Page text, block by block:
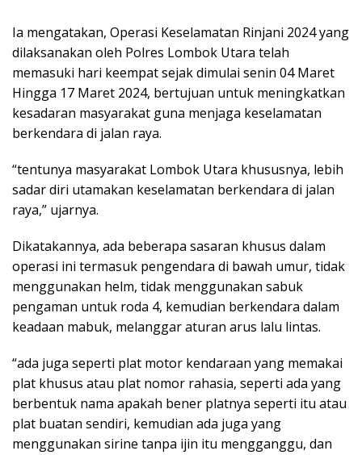
Ia mengatakan, Operasi Keselamatan Rinjani 2024 yang
dilaksanakan oleh Polres Lombok Utara telah
memasuki hari keempat sejak dimulai senin 04 Maret
Hingga 17 Maret 2024, bertujuan untuk meningkatkan
kesadaran masyarakat guna menjaga keselamatan
berkendara di jalan raya.
“tentunya masyarakat Lombok Utara khususnya, lebih
sadar diri utamakan keselamatan berkendara di jalan
raya,” ujarnya.
Dikatakannya, ada beberapa sasaran khusus dalam
operasi ini termasuk pengendara di bawah umur, tidak
menggunakan helm, tidak menggunakan sabuk
pengaman untuk roda 4, kemudian berkendara dalam
keadaan mabuk, melanggar aturan arus lalu lintas.
“ada juga seperti plat motor kendaraan yang memakai
plat khusus atau plat nomor rahasia, seperti ada yang
berbentuk nama apakah bener platnya seperti itu atau
plat buatan sendiri, kemudian ada juga yang
menggunakan sirine tanpa ijin itu mengganggu, dan